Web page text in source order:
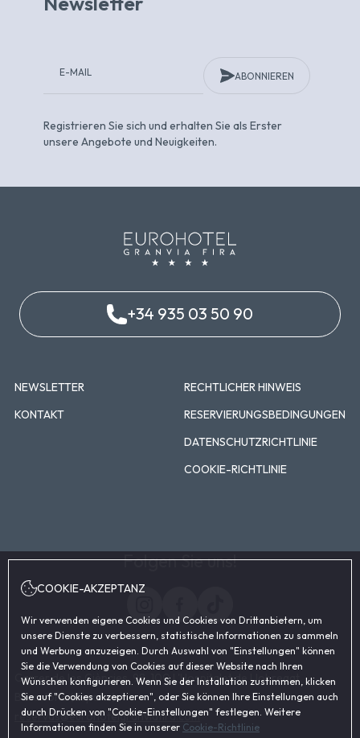
ABONNIEREN
Registrieren Sie sich und erhalten Sie als Erster
unsere Angebote und Neuigkeiten.
+34 935 03 50 90
NEWSLETTER
KONTAKT
RECHTLICHER HINWEIS
RESERVIERUNGSBEDINGUNGEN
DATENSCHUTZRICHTLINIE
COOKIE-RICHTLINIE
Folgen Sie uns!
Carrer de les Ciències, 98, 100 L'Hospitalet de Llobregat,
Barcelona (España)
reservas@eurohotelgranviafira.com
COOKIE-AKZEPTANZ
Wir verwenden eigene Cookies und Cookies von Drittanbietern, um
unsere Dienste zu verbessern, statistische Informationen zu sammeln
und Werbung anzuzeigen. Durch Auswahl von "Einstellungen" können
Sie die Verwendung von Cookies auf dieser Website nach Ihren
Wünschen konfigurieren. Wenn Sie der Installation zustimmen, klicken
Sie auf "Cookies akzeptieren", oder Sie können Ihre Einstellungen auch
durch Drücken von "Cookie-Einstellungen" festlegen. Weitere
Informationen finden Sie in unserer Cookie-Richtlinie